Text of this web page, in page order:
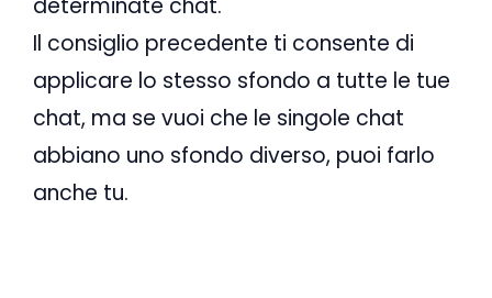
Il consiglio precedente ti consente di
applicare lo stesso sfondo a tutte le tue
chat, ma se vuoi che le singole chat
abbiano uno sfondo diverso, puoi farlo
anche tu.